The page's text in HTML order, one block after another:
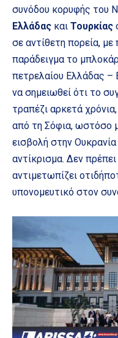
συνόδου κορυφής του
Ελλάδας και Τουρκίας
σε αντίθετη πορεία,
παράδειγμα το
πετρελαίου Ελλάδας –
να σημειωθεί ότι το
τραπέζι αρκετά
από τη Σόφια, ωστόσο
εισβολή στην
αντίκρισμα. Δεν
αντιμετωπίζει
υπονομευτικό στον